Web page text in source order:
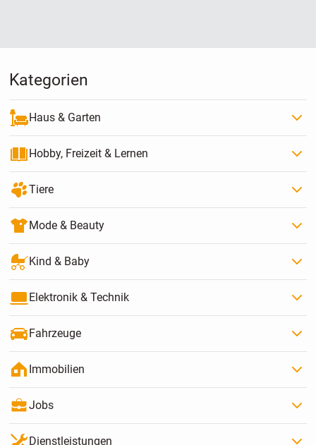
Kategorien
Haus & Garten
Hobby, Freizeit & Lernen
Tiere
Mode & Beauty
Kind & Baby
Elektronik & Technik
Fahrzeuge
Immobilien
Jobs
Dienstleistungen